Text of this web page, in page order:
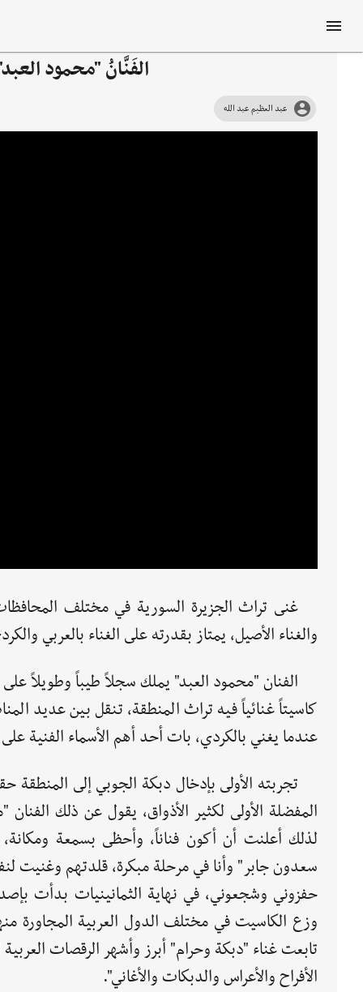
الفَنَّانُ "محمود
عبد العظيم عبد الله
غنى تراث الجزيرة السورية في مختلف
والغناء الأصيل، يمتاز بقدرته على الغناء بالعربي
كاسيتاً غنائياً فيه تراث المنطقة، تنقل بين عديد
عندما يغني بالكردي، بات أحد أهم الأسماء الفنية
تجربته الأولى بإدخال دبكة الجوبي إلى المنطقة
المفضلة الأولى لكثير الأذواق، يقول عن ذلك
لذلك أعلنت أن أكون فناناً، وأحظى بسمعة
سعدون جابر" وأنا في مرحلة مبكرة، قلدتهم وغنيت
حفزوني وشجعوني، في نهاية الثمانينيات بدأت
وزع الكاسيت في مختلف الدول العربية المجاورة
تابعت غناء "دبكة وحرام" أبرز وأشهر الرقصات
الأفراح والأعراس والدبكات والأغاني".